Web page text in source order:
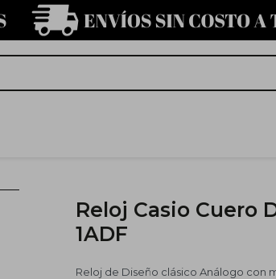
Reloj Casio Cuero
1ADF
Reloj de Diseño clásico Análogo con